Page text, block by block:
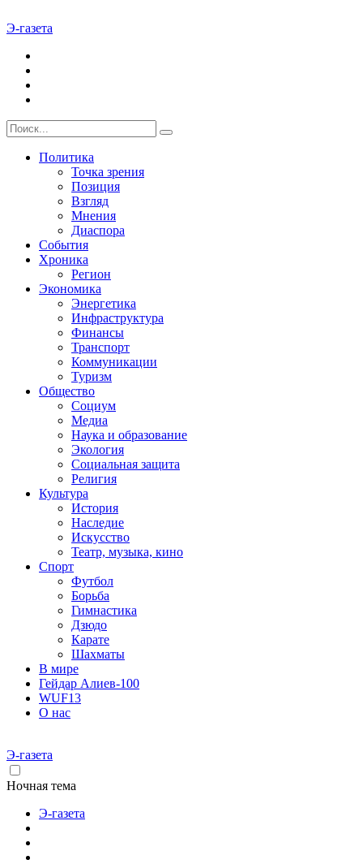
Э-газета
Политика
Точка зрения
Позиция
Взгляд
Мнения
Диаспора
События
Хроника
Регион
Экономика
Энергетика
Инфраструктура
Финансы
Транспорт
Коммуникации
Туризм
Общество
Социум
Медиа
Наука и образование
Экология
Социальная защита
Религия
Культура
История
Наследие
Искусство
Театр, музыка, кино
Спорт
Футбол
Борьба
Гимнастика
Дзюдо
Карате
Шахматы
В мире
Гейдар Алиев-100
WUF13
О нас
Э-газета
Ночная тема
Э-газета